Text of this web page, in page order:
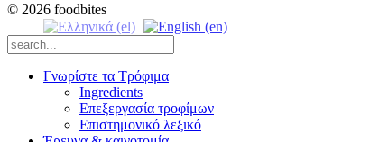
© 2026 foodbites
Γνωρίστε τα Τρόφιμα
Ingredients
Επεξεργασία τροφίμων
Επιστημονικό λεξικό